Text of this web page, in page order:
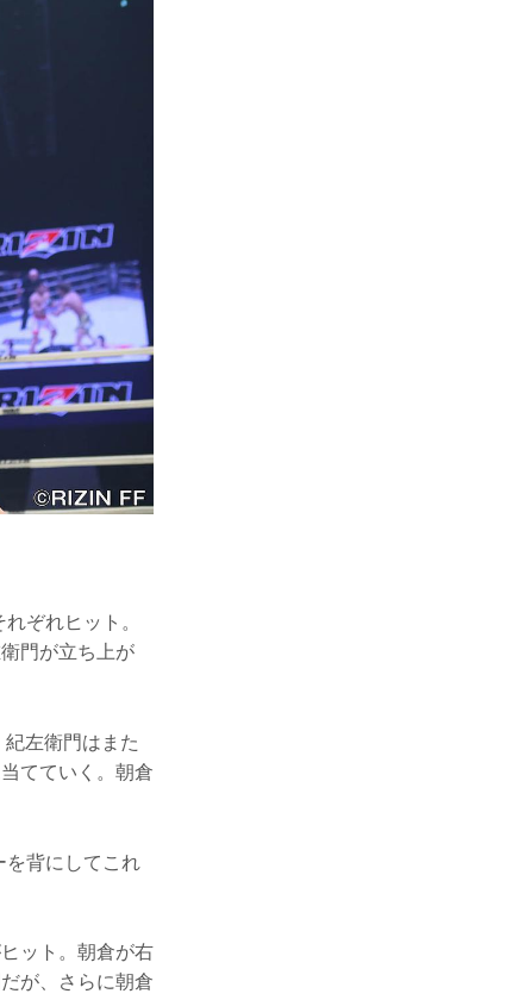
ぞれヒット。
門が立ち上が
左衛門はまた
てていく。朝倉
を背にしてこれ
ット。朝倉が右
が、さらに朝倉